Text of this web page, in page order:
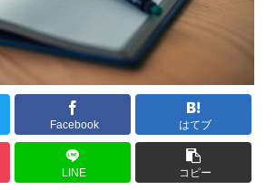
Facebook はてブ
LINE コピー